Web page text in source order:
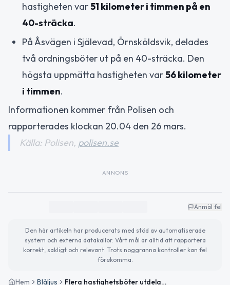
hastigheten var51 kilometer i timmen på en
40-sträcka.
På Åsvägen i Själevad, Örnsköldsvik, delades
två ordningsböter ut på en 40-sträcka. Den
högsta uppmätta hastigheten var56 kilometer
i timmen.
Informationen kommer från Polisen och
rapporterades klockan 20.04 den 26 mars.
Källa: Polisen, polisen.se
ANNONS
Anmäl fel
Den här artikeln har producerats med stöd av automatiserade
system och externa datakällor. Vårt mål är alltid att rapportera
korrekt, sakligt och relevant. Trots noggranna kontroller kan fel
förekomma.
Hem Blåljus Flera hastighetsböter utdelade vid trafikkontroller i Västernorrland